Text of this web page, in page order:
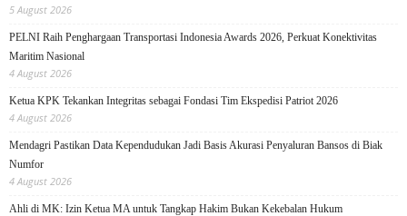
5 August 2026
PELNI Raih Penghargaan Transportasi Indonesia Awards 2026, Perkuat Konektivitas
Maritim Nasional
4 August 2026
Ketua KPK Tekankan Integritas sebagai Fondasi Tim Ekspedisi Patriot 2026
4 August 2026
Mendagri Pastikan Data Kependudukan Jadi Basis Akurasi Penyaluran Bansos di Biak
Numfor
4 August 2026
Ahli di MK: Izin Ketua MA untuk Tangkap Hakim Bukan Kekebalan Hukum